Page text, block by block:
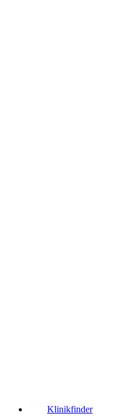
Klinikfinder